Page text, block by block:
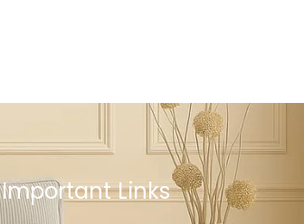
Important Links